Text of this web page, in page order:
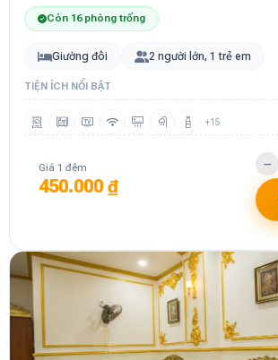
Còn 16 phòng trống
Giường đôi 2 người lớn, 1 trẻ em
TIỆN ÍCH NỔI BẬT
+15
Giá 1 đêm
450.000 ₫